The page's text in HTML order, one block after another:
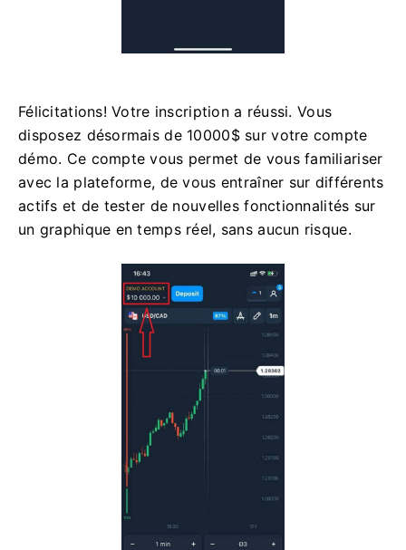
Félicitations! Votre inscription a réussi. Vous
disposez désormais de 10000$ sur votre compte
démo. Ce compte vous permet de vous familiariser
avec la plateforme, de vous entraîner sur différents
actifs et de tester de nouvelles fonctionnalités sur
un graphique en temps réel, sans aucun risque.